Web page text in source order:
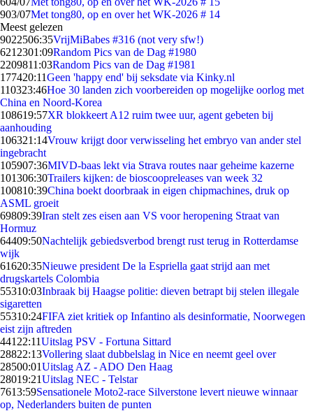
903/07Met tong80, op en over het WK-2026 # 14
Meest gelezen
9022506:35VrijMiBabes #316 (not very sfw!)
6212301:09Random Pics van de Dag #1980
2209811:03Random Pics van de Dag #1981
177420:11Geen 'happy end' bij seksdate via Kinky.nl
110323:46Hoe 30 landen zich voorbereiden op mogelijke oorlog met
China en Noord-Korea
108619:57XR blokkeert A12 ruim twee uur, agent gebeten bij
aanhouding
106321:14Vrouw krijgt door verwisseling het embryo van ander stel
ingebracht
105907:36MIVD-baas lekt via Strava routes naar geheime kazerne
101306:30Trailers kijken: de bioscoopreleases van week 32
100810:39China boekt doorbraak in eigen chipmachines, druk op
ASML groeit
69809:39Iran stelt zes eisen aan VS voor heropening Straat van
Hormuz
64409:50Nachtelijk gebiedsverbod brengt rust terug in Rotterdamse
wijk
61620:35Nieuwe president De la Espriella gaat strijd aan met
drugskartels Colombia
55310:03Inbraak bij Haagse politie: dieven betrapt bij stelen illegale
sigaretten
55310:24FIFA ziet kritiek op Infantino als desinformatie, Noorwegen
eist zijn aftreden
441 22:11Uitslag PSV - Fortuna Sittard
28822:13Vollering slaat dubbelslag in Nice en neemt geel over
28500:01Uitslag AZ - ADO Den Haag
28019:21Uitslag NEC - Telstar
7613:59Sensationele Moto2-race Silverstone levert nieuwe winnaar
op, Nederlanders buiten de punten